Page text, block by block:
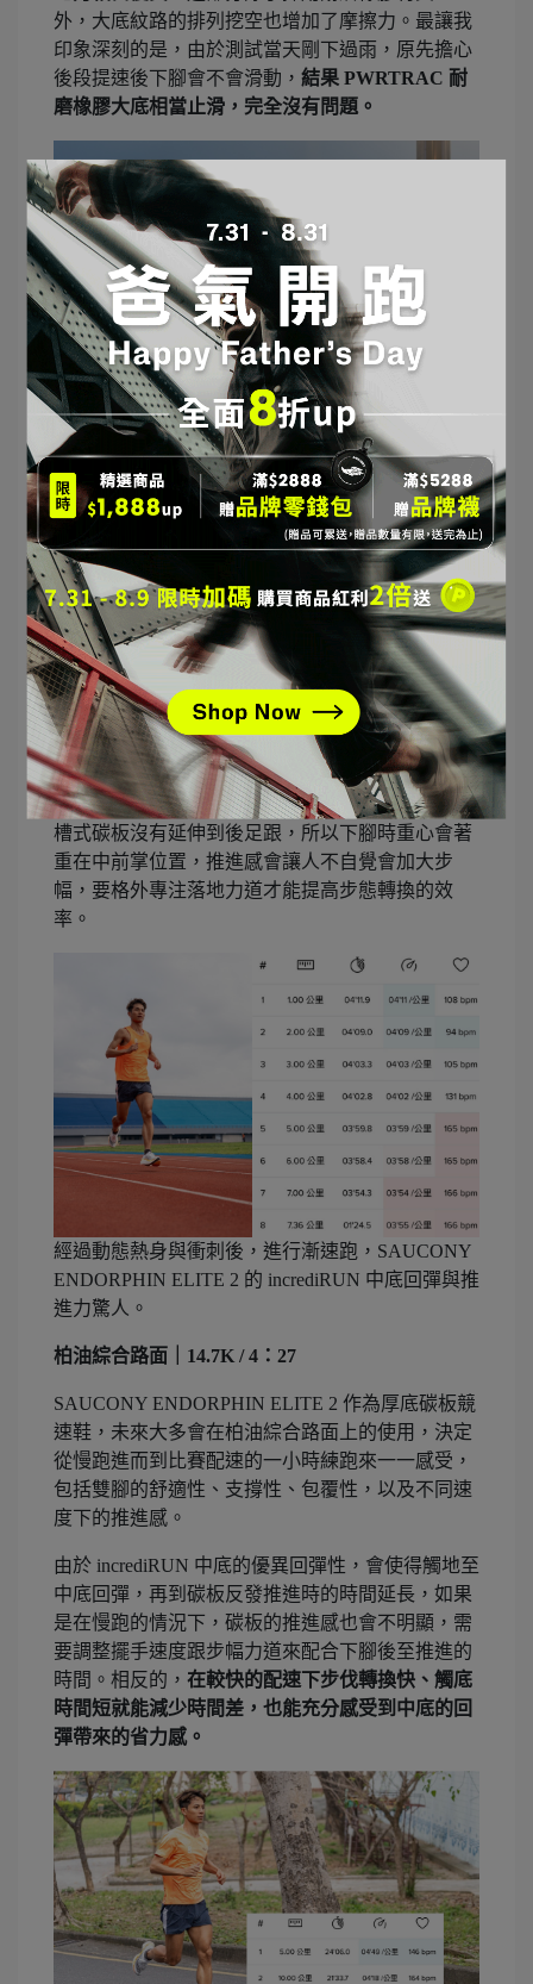
外，大底紋路的排列挖空也增加了摩擦力。最讓我
印象深刻的是，由於測試當天剛下過雨，原先擔心
後段提速後下腳會不會滑動， 結果 PWRTRAC 耐
磨橡膠大底相當止滑，完全沒有問題。
雖然大底輕薄，但經實測抓地力極佳，耐磨橡膠材
質與紋路設計有效增強摩擦力。 （圖片來源｜小
三種訓練｜實際測試
PU 場地｜衝刺 & 30 分鐘漸速跑
在動態熱身後，加幾趟衝刺，最後進行 30 分鐘漸
速跑，感受 SAUCONY ENDORPHIN ELITE 2 的
反應性、回饋感與推進力。在 PU 跑道
上，incrediRUN 中底的回彈性確實讓人驚豔 ，會
使人在雙腳轉換的反應速度會比以往慢，由於四爪
槽式碳板沒有延伸到後足跟，所以下腳時重心會著
重在中前掌位置，推進感會讓人不自覺會加大步
幅，要格外專注落地力道才能提高步態轉換的效
率。
經過動態熱身與衝刺後，進行漸速跑，SAUCONY
ENDORPHIN ELITE 2 的 incrediRUN 中底回彈與推
進力驚人。
柏油綜合路面｜14.7K / 4：27
SAUCONY ENDORPHIN ELITE 2 作為厚底碳板競
速鞋，未來大多會在柏油綜合路面上的使用，決定
從慢跑進而到比賽配速的一小時練跑來一一感受，
包括雙腳的舒適性、支撐性、包覆性，以及不同速
度下的推進感。
由於 incrediRUN 中底的優異回彈性，會使得觸地至
中底回彈，再到碳板反發推進時的時間延長，如果
是在慢跑的情況下，碳板的推進感也會不明顯，需
要調整擺手速度跟步幅力道來配合下腳後至推進的
時間。相反的， 在較快的配速下步伐轉換快、觸底
時間短就能減少時間差，也能充分感受到中底的回
彈帶來的省力感。